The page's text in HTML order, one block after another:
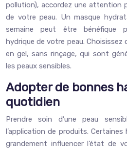
pollution), accordez une attention
de votre peau. Un masque
semaine peut être bénéfique
hydrique de votre peau. Choisissez
en gel, sans rinçage, qui sont
les peaux sensibles.
Adopter de bonnes
quotidien
Prendre soin d’une peau
l’application de produits.
grandement influencer l’état de